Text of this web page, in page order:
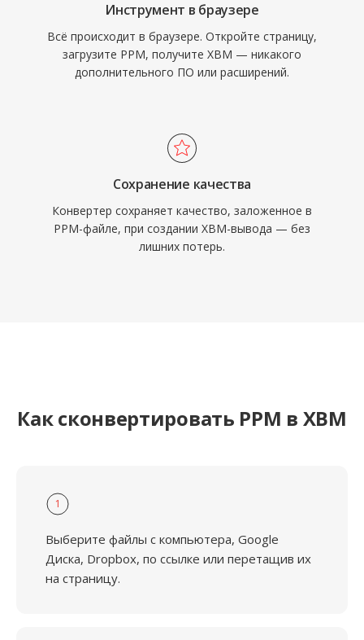
Инструмент в браузере
Всё происходит в браузере. Откройте страницу,
загрузите PPM, получите XBM — никакого
дополнительного ПО или расширений.
Сохранение качества
Конвертер сохраняет качество, заложенное в
PPM-файле, при создании XBM-вывода — без
лишних потерь.
Как сконвертировать PPM в XBM
1
Выберите файлы с компьютера, Google
Диска, Dropbox, по ссылке или перетащив их
на страницу.